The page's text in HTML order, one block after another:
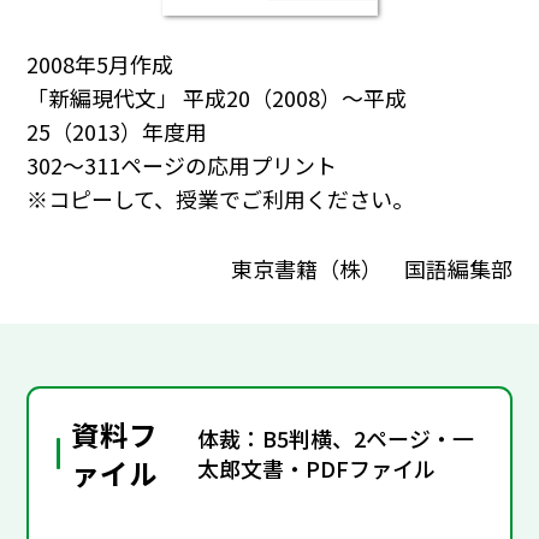
2008年5月作成
「新編現代文」 平成20（2008）～平成
25（2013）年度用
302～311ページの応用プリント
※コピーして、授業でご利用ください。
東京書籍（株） 国語編集部
資料フ
ァイル
体裁：B5判横、2ページ・一
太郎文書・PDFファイル